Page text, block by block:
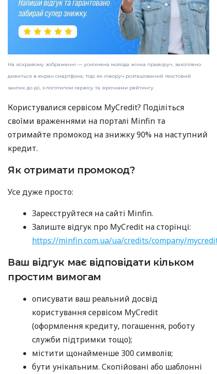
На яскравому зображенні — усміхнена молода жінка праворуч, захоплено
дивиться в екран смартфона, тоді як ліворуч розташований текстовий
заклик до дії, з логотипом сервісу та зірочками рейтингу.
Користувалися сервісом MyCredit? Поділіться
своїми враженнями на порталі Minfin та
отримайте промокод на знижку 90% на наступний
кредит.
Як отримати промокод?
Усе дуже просто:
Зареєструйтеся на сайті Minfin.
Залиште відгук про MyCredit на сторінці:
https://minfin.com.ua/ua/credits/company/
Ваш відгук має відповідати кільком
простим вимогам
описувати ваш реальний досвід
користування сервісом MyCredit
(оформлення кредиту, погашення, роботу
служби підтримки тощо);
містити щонайменше 300 символів;
бути унікальним. Скопійовані або шаблонні